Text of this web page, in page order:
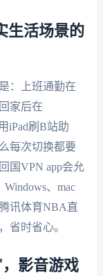
生活场景的
：上班通勤在
家后在
iPad刷B站助
每次切换都要
国VPN app会允
、mac
讯体育NBA直
省时省心。
影音游戏